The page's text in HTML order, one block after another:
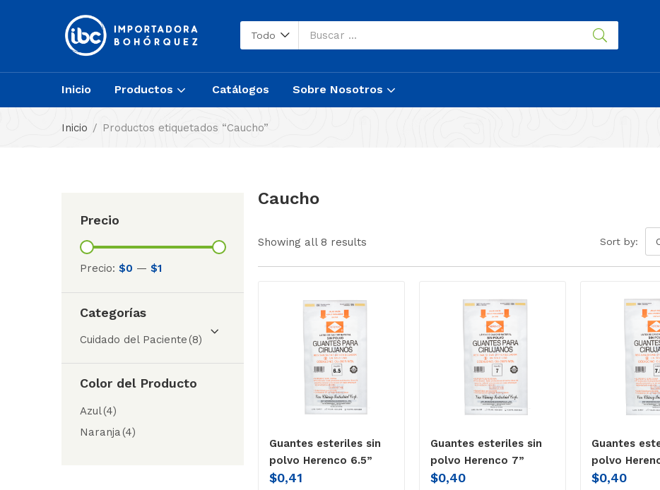
Todo
Inicio Productos Catálogos Sobre Nosotros
Inicio Productos etiquetados “Caucho”
Precio
Precio: $0 — $1
Categorías
Cuidado del Paciente(8)
Color del Producto
Azul(4)
Naranja(4)
Caucho
Showing all 8 results Sort by:
Guantes esteriles sin
polvo Herenco 6.5”
$0,41
Guantes esteriles sin
polvo Herenco 7”
$0,40
Guantes
polvo
$0,40